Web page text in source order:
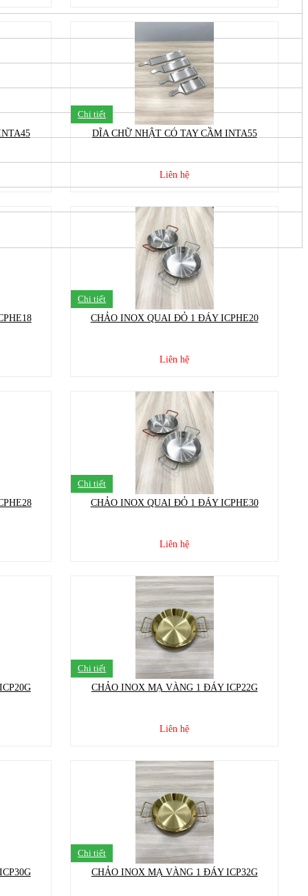
Chi tiết
DĨA CHỮ NHẬT CÓ TAY CẦM INTA55
Liên hệ
Chi tiết
CHẢO INOX QUAI ĐỎ 1 ĐÁY ICPHE20
Liên hệ
Chi tiết
CHẢO INOX QUAI ĐỎ 1 ĐÁY ICPHE30
Liên hệ
Chi tiết
CHẢO INOX MẠ VÀNG 1 ĐÁY ICP22G
Liên hệ
Chi tiết
CHẢO INOX MẠ VÀNG 1 ĐÁY ICP32G